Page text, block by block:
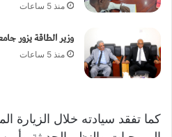
منذ 5 ساعات
وزير الطاقة يزور
منذ 5 ساعات
كما تفقد سيادته خلال الزيارة